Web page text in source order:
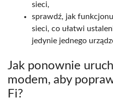
sieci,
sprawdź, jak
sieci, co ułatwi
jedynie jednego
Jak ponownie
modem, aby
Fi?